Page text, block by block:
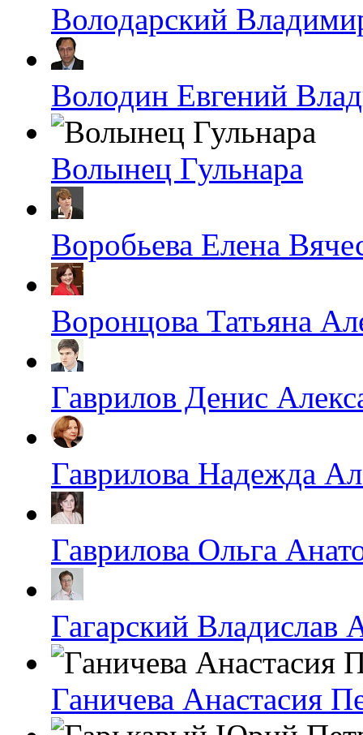
Володарский
Володин Евгений
Волынец Гульнара
Воробьева Елена
Воронцова Татьяна
Гаврилов Денис
Гаврилова Надежда
Гаврилова Ольга
Гагарский Владислав
Ганичева Анастасия